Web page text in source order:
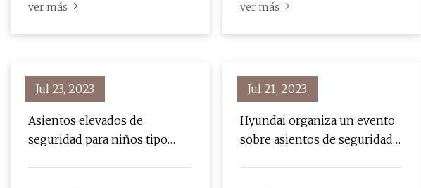
ver más ver más
Jul 23, 2023
Asientos elevados de
seguridad para niños tipo
Jul 21, 2023
Hyundai organiza un evento
sobre asientos de seguridad